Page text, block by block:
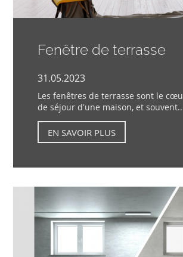
Fenêtre de terrasse
31.05.2023
Les fenêtres de terrasse sont le
de séjour d'une maison, et
EN SAVOIR PLUS